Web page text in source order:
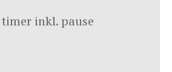
inkl. pause